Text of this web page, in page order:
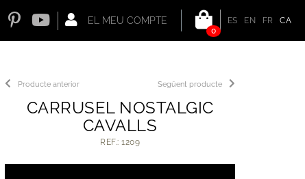
ES EN FR
CA
0
EL MEU COMPTE
Següent producte
Producte anterior
CARRUSEL NOSTALGIC
CAVALLS
REF.: 1209